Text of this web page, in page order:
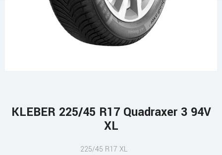
KLEBER 225/45 R17 Quadraxer 3 94V
XL
225/45 R17 XL